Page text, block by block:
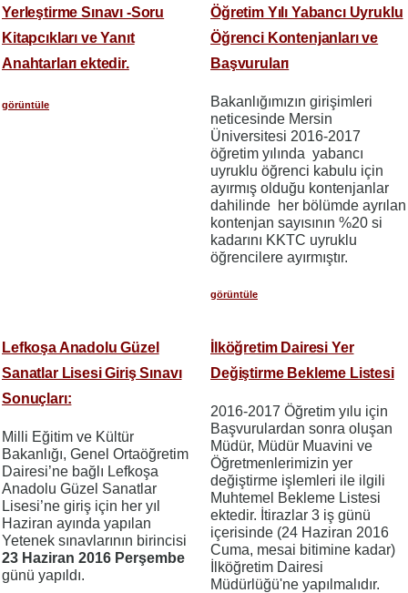
Yerleştirme Sınavı -Soru
Kitapcıkları ve Yanıt
Anahtarları ektedir.
görüntüle
Öğretim Yılı Yabancı Uyruklu
Öğrenci Kontenjanları ve
Başvuruları
Bakanlığımızın girişimleri
neticesinde Mersin
Üniversitesi 2016-2017
öğretim yılında yabancı
uyruklu öğrenci kabulu için
ayırmış olduğu kontenjanlar
dahilinde her bölümde ayrılan
kontenjan sayısının %20 si
kadarını KKTC uyruklu
öğrencilere ayırmıştır.
görüntüle
Lefkoşa Anadolu Güzel
Sanatlar Lisesi Giriş Sınavı
Sonuçları:
Milli Eğitim ve Kültür
Bakanlığı, Genel Ortaöğretim
Dairesi’ne bağlı Lefkoşa
Anadolu Güzel Sanatlar
Lisesi’ne giriş için her yıl
Haziran ayında yapılan
Yetenek sınavlarının birincisi
23 Haziran 2016 Perşembe
günü yapıldı.
İlköğretim Dairesi Yer
Değiştirme Bekleme Listesi
2016-2017 Öğretim yılu için
Başvurulardan sonra oluşan
Müdür, Müdür Muavini ve
Öğretmenlerimizin yer
değiştirme işlemleri ile ilgili
Muhtemel Bekleme Listesi
ektedir. İtirazlar 3 iş günü
içerisinde (24 Haziran 2016
Cuma, mesai bitimine kadar)
İlköğretim Dairesi
Müdürlüğü'ne yapılmalıdır.